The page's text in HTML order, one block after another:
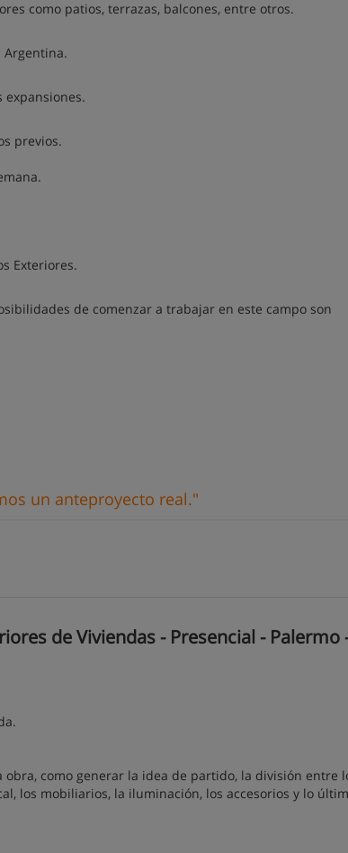
como patios, terrazas, balcones, entre otros.
Argentina.
expansiones.
previos.
Exteriores.
de comenzar a trabajar en este campo son
un anteproyecto real."
de Viviendas - Presencial - Palermo
como generar la idea de partido, la división entre
los mobiliarios, la iluminación, los accesorios y lo